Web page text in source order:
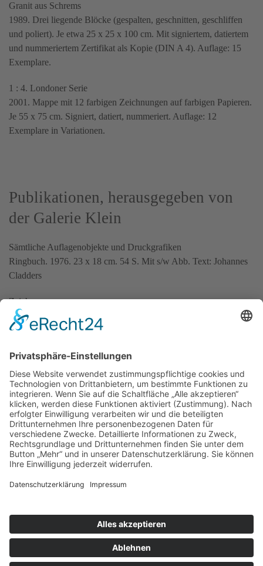
Granit aus Schrems
1989. Drei liegende Blöcke (gespalten, geschnitten, geschliffen
und poliert). Je etwa 25 x 25 x 100 cm. Mit signiertem, datiertem
und nummeriertem Zertifikat als Kopie (DIN A 4). Auflage: 15
Exemplare.
1 : 4. Londoner Serie
2001. Mappe mit 12 farbigen Zeichnungen auf farbigen Papieren.
Je 55 x 75 cm. Signiert, datiert, nummeriert. Auflage: 12
Exemplare in Variationen.
Publikationen, herausgegeben von
der Galerie Klein
Sämtliche Auflagenobjekte und Druckgrafiken
Ringbuch. 1976. 23 x 18 cm. 54 S. Mit s/w Abb. Text: Johannes
Cladders
Zeichnungen
1978-1985.´85. 27 x 21 cm. 64 S. Mit 64 s/w Abb. Text: Friedrich
Meschede
Abbildungen: Sehr gerne hätte ich Ihnen alle Abbildungen zu
allen meiner Ausstellungen, Editionen, Künstlern und viel mehr
gezeigt. Dies ist rechtlich leider nicht möglich und/oder mit extrem
hohen Kosten verbunden.
©2026Erhard Klein - Alle Rechte vorbehalten